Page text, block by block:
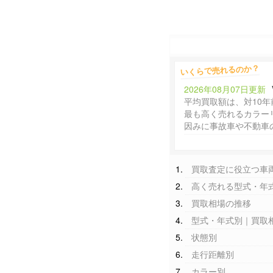
いくらで売れるのか？
2026年08月07日更新
平均買取額は、対10
最も高く売れるカラー
因みに事故車や不動
買取査定に役立つ車
高く売れる型式・年
買取相場の推移
型式・年式別｜買取
状態別
走行距離別